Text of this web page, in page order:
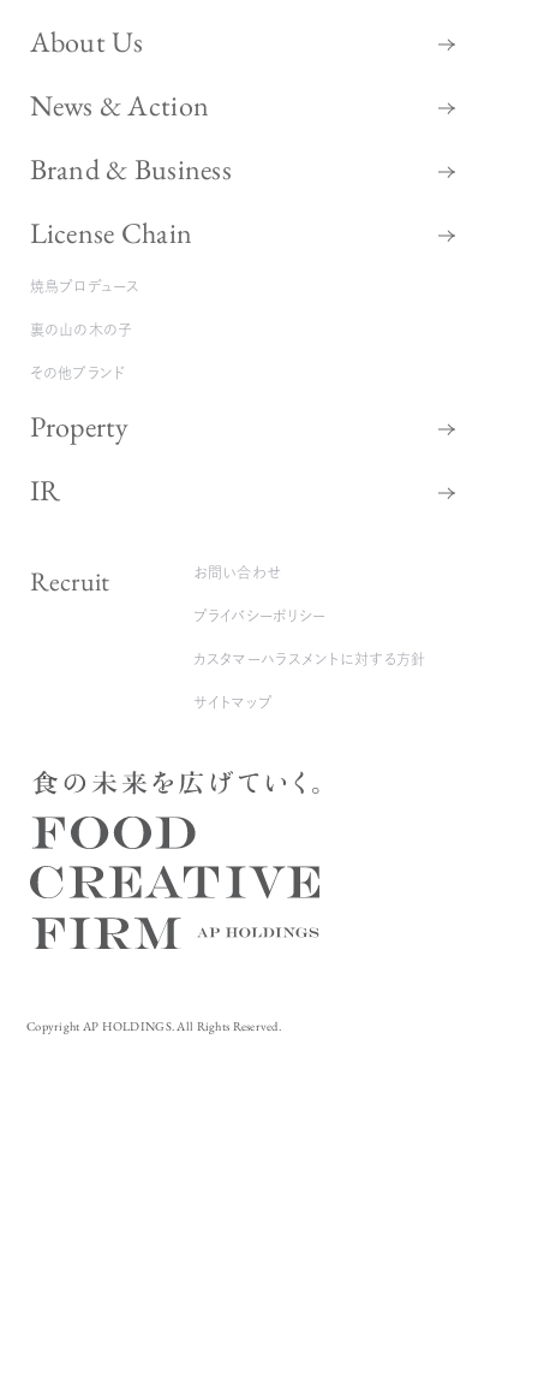
About Us
News & Action
Brand & Business
License Chain
焼鳥プロデュース
裏の山の木の子
その他ブランド
Property
IR
Recruit お問い合わせ
プライバシーポリシー
カスタマーハラスメントに対する方針
サイトマップ
Copyright AP HOLDINGS. All Rights Reserved.